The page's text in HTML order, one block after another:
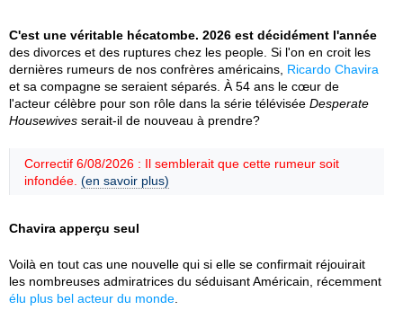
C'est une véritable hécatombe. 2026 est décidément l'année
des divorces et des ruptures chez les people. Si l'on en croit les
dernières rumeurs de nos confrères américains, Ricardo Chavira
et sa compagne se seraient séparés. À 54 ans le cœur de
l'acteur célèbre pour son rôle dans la série télévisée Desperate
Housewives serait-il de nouveau à prendre?
Correctif 6/08/2026 : Il semblerait que cette rumeur soit
infondée. (en savoir plus)
Chavira apperçu seul
Voilà en tout cas une nouvelle qui si elle se confirmait réjouirait
les nombreuses admiratrices du séduisant Américain, récemment
élu plus bel acteur du monde